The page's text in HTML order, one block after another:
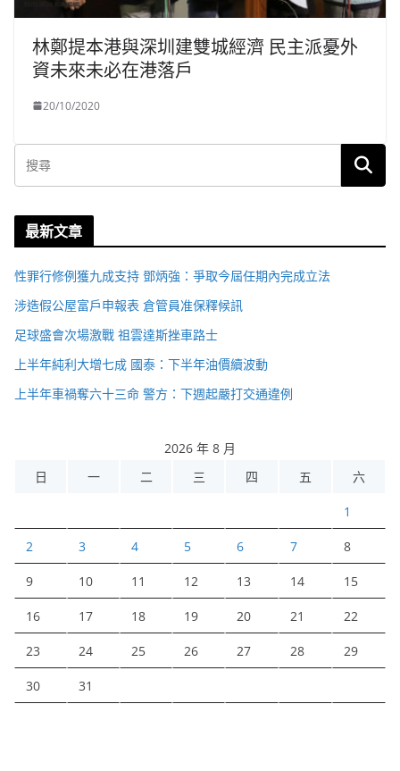
林鄭提本港與深圳建雙城經濟 民主派憂外
資未來未必在港落戶
20/10/2020
最新文章
性罪行修例獲九成支持 鄧炳強：爭取今屆任期內完成立法
涉造假公屋富戶申報表 倉管員准保釋候訊
足球盛會次場激戰 祖雲達斯挫車路士
上半年純利大增七成 國泰：下半年油價續波動
上半年車禍奪六十三命 警方：下週起嚴打交通違例
2026 年 8 月
日
一 二 三 四 五 六
1
2 3 4 5 6 7 8
9 10 11 12 13 14 15
16 17 18 19 20 21 22
23 24 25 26 27 28 29
30 31